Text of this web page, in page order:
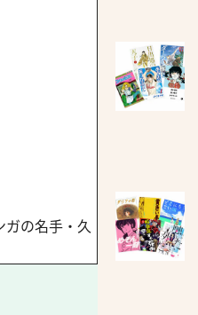
の名手・久